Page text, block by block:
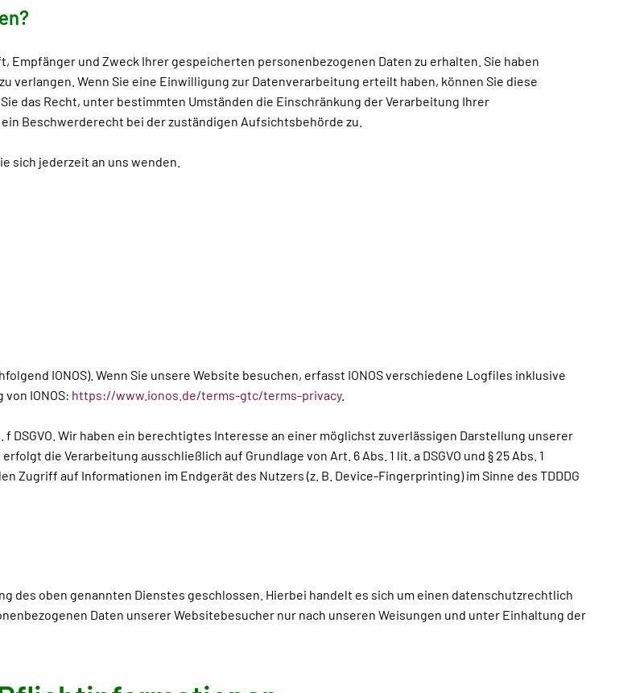
und Zweck Ihrer gespeicherten personenbezogenen Daten zu erhalten. Sie haben
verlangen. Wenn Sie eine Einwilligung zur Datenverarbeitung erteilt haben, können Sie diese
das Recht, unter bestimmten Umständen die Einschränkung der Verarbeitung Ihrer
Beschwerderecht bei der zuständigen Aufsichtsbehörde zu.
sich jederzeit an uns wenden.
IONOS). Wenn Sie unsere Website besuchen, erfasst IONOS verschiedene Logfiles inklusive
IONOS: https://www.ionos.de/terms-gtc/terms-privacy.
f DSGVO. Wir haben ein berechtigtes Interesse an einer möglichst zuverlässigen Darstellung unserer
die Verarbeitung ausschließlich auf Grundlage von Art. 6 Abs. 1 lit. a DSGVO und § 25 Abs. 1
Zugriff auf Informationen im Endgerät des Nutzers (z. B. Device-Fingerprinting) im Sinne des TDDDG
des oben genannten Dienstes geschlossen. Hierbei handelt es sich um einen datenschutzrechtlich
Daten unserer Websitebesucher nur nach unseren Weisungen und unter Einhaltung der